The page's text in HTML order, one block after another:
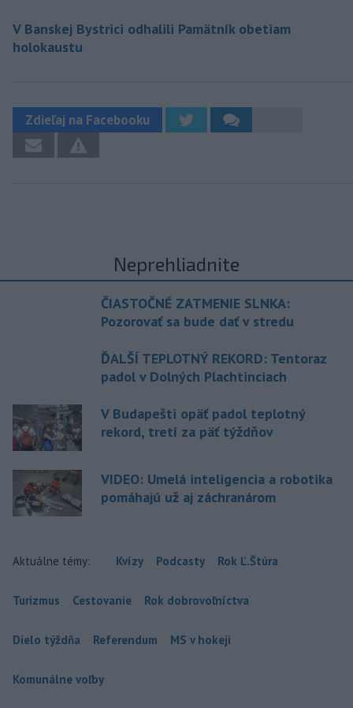
V Banskej Bystrici odhalili Pamätník obetiam
holokaustu
Zdieľaj na Facebooku
Neprehliadnite
ČIASTOČNÉ ZATMENIE SLNKA:
Pozorovať sa bude dať v stredu
ĎALŠÍ TEPLOTNÝ REKORD: Tentoraz
padol v Dolných Plachtinciach
V Budapešti opäť padol teplotný
rekord, tretí za päť týždňov
VIDEO: Umelá inteligencia a robotika
pomáhajú už aj záchranárom
Aktuálne témy: Kvízy Podcasty Rok Ľ.Štúra
Turizmus Cestovanie Rok dobrovoľníctva
Dielo týždňa Referendum MS v hokeji
Komunálne voľby